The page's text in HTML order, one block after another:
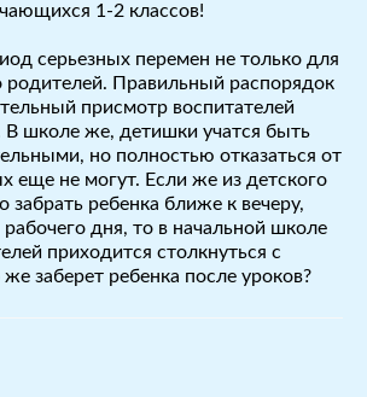
1-2 классов!
серьезных перемен не только для
родителей. Правильный распорядок
присмотр воспитателей
В школе же, детишки учатся быть
но полностью отказаться от
еще не могут. Если же из детского
ребенка ближе к вечеру,
рабочего дня, то в начальной школе
приходится столкнуться с
заберет ребенка после уроков?